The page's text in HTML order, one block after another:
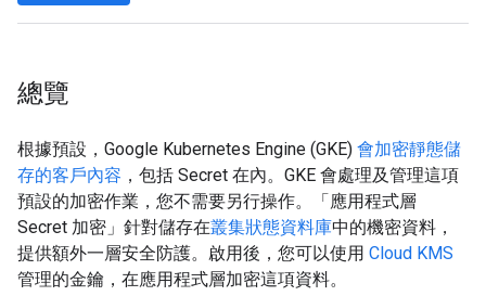
總覽
根據預設，Google Kubernetes Engine (GKE) 會加密靜態儲
存的客戶內容 ，包括 Secret 在內。GKE 會處理及管理這項
預設的加密作業，您不需要另行操作。「應用程式層
Secret 加密」 針對儲存在叢集狀態資料庫中的機密資料，
提供額外一層安全防護。啟用後，您可以使用 Cloud KMS
管理的金鑰，在應用程式層加密這項資料。